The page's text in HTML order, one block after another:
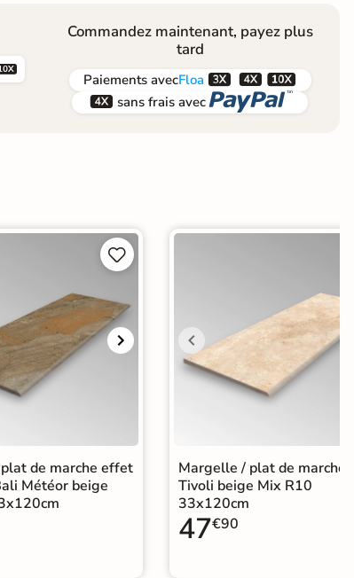
Commandez maintenant, payez plus
tard
PaiementsavecFloa  
 sans frais avec 


de marche effet
Météor beige
Margelle / plat de marche
Tivoli beige Mix R10
33x120cm
47€90